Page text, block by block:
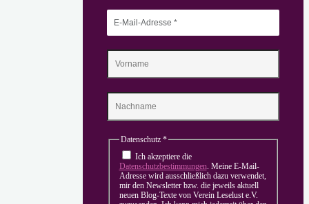
Datenschutz *
Ich akzeptiere die
Datenschutzbestimmungen . Meine E-Mail-
Adresse wird ausschließlich dazu verwendet,
mir den Newsletter bzw. die jeweils aktuell
neuen Blog-Texte von Verein Leselust e.V.